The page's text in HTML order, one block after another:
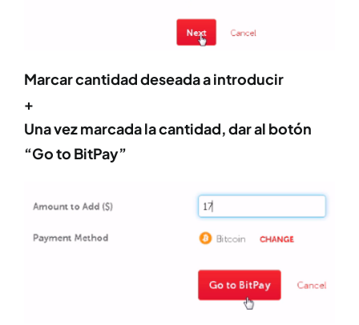
Marcar cantidad deseada a introducir
+
Una vez marcada la cantidad, dar al botón
“Go to BitPay”